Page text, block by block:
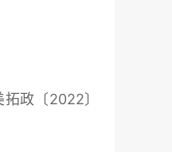
政〔2022〕